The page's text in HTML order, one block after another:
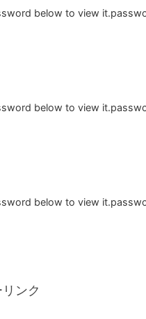
below to view
below to view
below to view
ンク